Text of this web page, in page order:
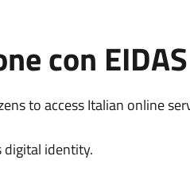
con EIDAS
to access Italian online
digital identity.